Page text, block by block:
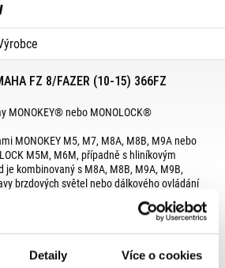
Detaily Více o cookies
FZ 8/FAZER (10-15) 366FZ
MONOKEY® nebo MONOLOCK®
MONOKEY M5, M7, M8A, M8B, M9A nebo
M5M, M6M, případně s hliníkovým
je kombinovaný s M8A, M8B, M9A, M9B,
brzdových světel nebo dálkového ovládání